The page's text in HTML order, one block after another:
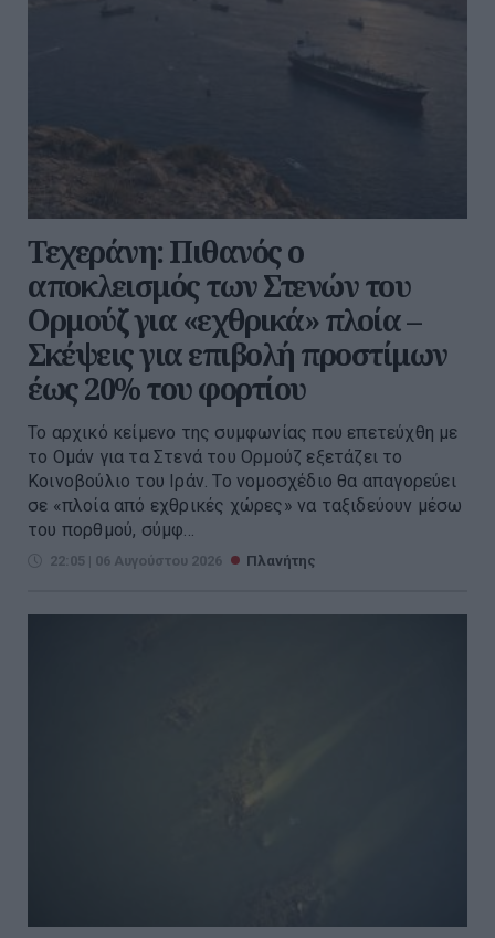
Τεχεράνη: Πιθανός ο
αποκλεισμός των Στενών του
Ορμούζ για «εχθρικά» πλοία –
Σκέψεις για επιβολή προστίμων
έως 20% του φορτίου
Το αρχικό κείμενο της συμφωνίας που επετεύχθη με
το Ομάν για τα Στενά του Ορμούζ εξετάζει το
Κοινοβούλιο του Ιράν. Το νομοσχέδιο θα απαγορεύει
σε «πλοία από εχθρικές χώρες» να ταξιδεύουν μέσω
του πορθμού, σύμφ...
22:05 | 06 Αυγούστου 2026 Πλανήτης